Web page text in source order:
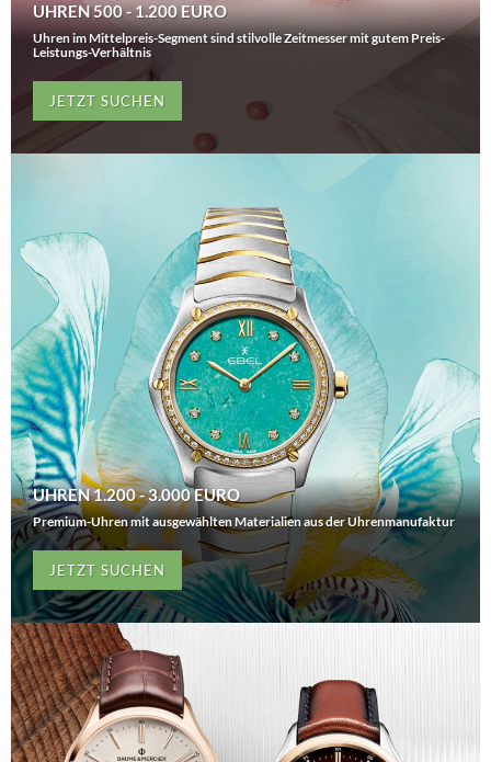
UHREN 500 - 1.200 EURO
Uhren im Mittelpreis-Segment sind stilvolle Zeitmesser mit gutem Preis-
Leistungs-Verhältnis
JETZT SUCHEN
UHREN 1.200 - 3.000 EURO
Premium-Uhren mit ausgewählten Materialien aus der Uhrenmanufaktur
JETZT SUCHEN